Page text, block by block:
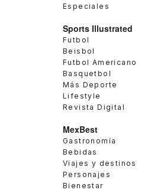
Especiales
Sports Illustrated
Futbol
Beisbol
Futbol Americano
Basquetbol
Más Deporte
Lifestyle
Revista Digital
MexBest
Gastronomía
Bebidas
Viajes y destinos
Personajes
Bienestar